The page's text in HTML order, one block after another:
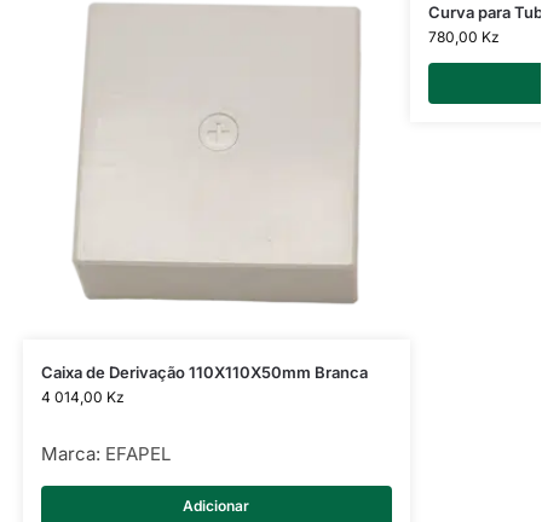
Caixa de Derivação 110X110X50mm Branca
4 014,00 Kz
Marca: EFAPEL
Adicionar
Curva para
780,00 Kz